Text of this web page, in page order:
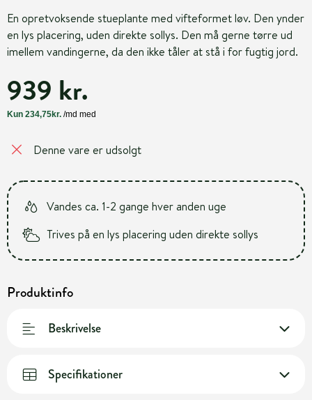
En opretvoksende stueplante med vifteformet løv. Den ynder
en lys placering, uden direkte sollys. Den må gerne tørre ud
imellem vandingerne, da den ikke tåler at stå i for fugtig jord.
939 kr.
Denne vare er udsolgt
Vandes ca. 1-2 gange hver anden uge
Trives på en lys placering uden direkte sollys
Produktinfo
Beskrivelse
Specifikationer